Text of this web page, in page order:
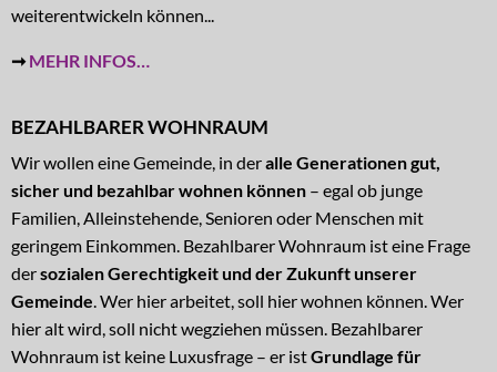
weiterentwickeln können...
➞MEHR INFOS…
BEZAHLBARER WOHNRAUM
Wir wollen eine Gemeinde, in deralle Generationen gut,
sicher und bezahlbar wohnen können – egal ob junge
Familien, Alleinstehende, Senioren oder Menschen mit
geringem Einkommen. Bezahlbarer Wohnraum ist eine Frage
dersozialen Gerechtigkeit und der Zukunft unserer
Gemeinde. Wer hier arbeitet, soll hier wohnen können. Wer
hier alt wird, soll nicht wegziehen müssen. Bezahlbarer
Wohnraum ist keine Luxusfrage – er istGrundlage für